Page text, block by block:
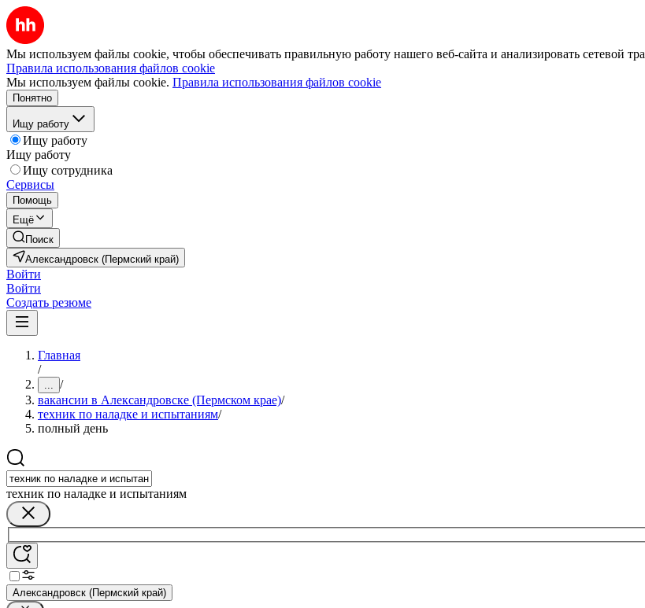
Мы используем файлы cookie, чтобы обеспечивать правильную работу нашего веб-сайта и анализировать сетевой
Правила использования файлов cookie
Мы используем файлы cookie. Правила использования файлов cookie
Понятно
Ищу работу
Ищу работу
Ищу работу
Ищу сотрудника
Сервисы
Помощь
Ещё
Поиск
Александровск (Пермский край)
Войти
Войти
Создать резюме
Главная
/
... /
вакансии в Александровске (Пермском крае)/
техник по наладке и испытаниям/
полный день
техник по наладке и испытаниям
Александровск (Пермский край)